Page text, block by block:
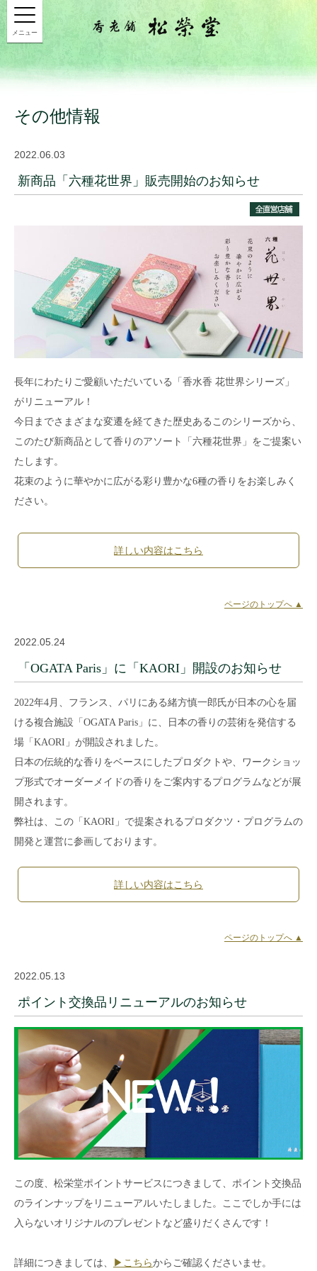
メニュー
その他情報
2022.06.03
新商品「六種花世界」販売開始のお知らせ
長年にわたりご愛顧いただいている「香水香 花世界シリーズ」
がリニューアル！
今日までさまざまな変遷を経てきた歴史あるこのシリーズから、
このたび新商品として香りのアソート「六種花世界」をご提案い
たします。
花束のように華やかに広がる彩り豊かな6種の香りをお楽しみく
ださい。
詳しい内容はこちら
ページのトップへ ▲
2022.05.24
「OGATA Paris」に「KAORI」開設のお知らせ
2022年4月、フランス、パリにある緒方慎一郎氏が日本の心を届
ける複合施設「OGATA Paris」に、日本の香りの芸術を発信する
場「KAORI」が開設されました。
日本の伝統的な香りをベースにしたプロダクトや、ワークショッ
プ形式でオーダーメイドの香りをご案内するプログラムなどが展
開されます。
弊社は、この「KAORI」で提案されるプロダクツ・プログラムの
開発と運営に参画しております。
詳しい内容はこちら
ページのトップへ ▲
2022.05.13
ポイント交換品リニューアルのお知らせ
この度、松栄堂ポイントサービスにつきまして、ポイント交換品
のラインナップをリニューアルいたしました。ここでしか手には
入らないオリジナルのプレゼントなど盛りだくさんです！
詳細につきましては、 ▶︎こちらからご確認くださいませ。